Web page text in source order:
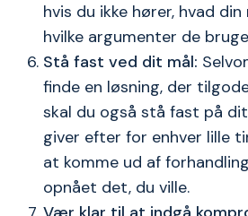
hvis du ikke hører, hvad
hvilke argumenter de
Stå fast ved dit mål:
finde en løsning, der
skal du også stå fast på
giver efter for enhver lille
at komme ud af
opnået det, du ville.